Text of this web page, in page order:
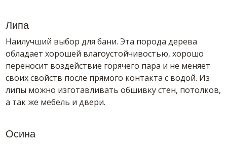
Липа
Наилучший выбор для бани. Эта порода дерева
обладает хорошей влагоустойчивостью, хорошо
переносит воздействие горячего пара и не меняет
своих свойств после прямого контакта с водой. Из
липы можно изготавливать обшивку стен, потолков,
а так же мебель и двери.
Осина